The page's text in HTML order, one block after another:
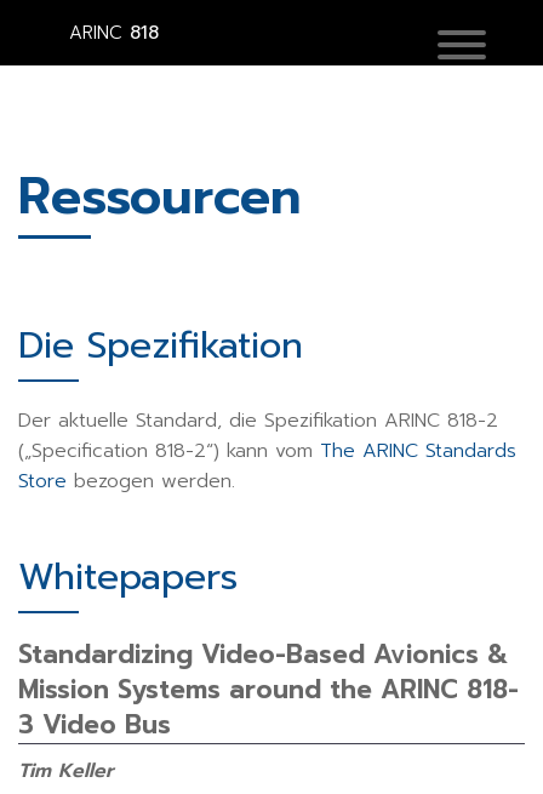
ARINC 818
Ressourcen
Die Spezifikation
Der aktuelle Standard, die Spezifikation ARINC 818-2
(„Specification 818-2“) kann vom The ARINC Standards
Store bezogen werden.
Whitepapers
Standardizing Video-Based Avionics &
Mission Systems around the ARINC 818-
3 Video Bus
Tim Keller